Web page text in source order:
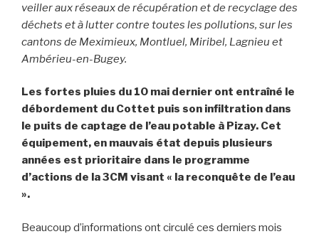
veiller aux réseaux de récupération et de recyclage des
déchets et à lutter contre toutes les pollutions, sur les
cantons de Meximieux, Montluel, Miribel, Lagnieu et
Ambérieu-en-Bugey.
Les fortes pluies du 10 mai dernier ont entraîné le
débordement du Cottet puis son infiltration dans
le puits de captage de l’eau potable à Pizay. Cet
équipement, en mauvais état depuis plusieurs
années est prioritaire dans le programme
d’actions de la 3CM visant « la reconquête de l’eau
».
Beaucoup d’informations ont circulé ces derniers mois